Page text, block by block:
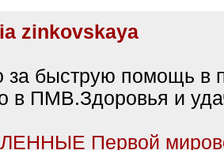
zinkovskaya
за быструю помощь в
в ПМВ.Здоровья и
Первой